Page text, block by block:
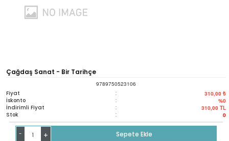
Çağdaş Sanat - Bir Tarihçe
9789750523106
Fiyat : 310,00 ₺
İskonto : %0
İndirimli Fiyat : 310,00 TL
Stok : 0
- +
Sepete Ekle